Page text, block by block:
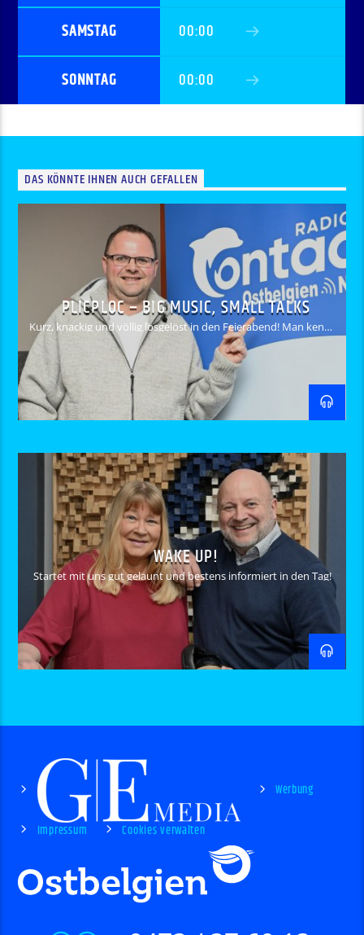
SAMSTAG 00:00
SONNTAG 00:00
DAS KÖNNTE IHNEN AUCH GEFALLEN
PLICPLOC – BIG MUSIC, SMALL TALKS
Kurz, knackig und völlig losgelöst in den Feierabend! Man kennt
das ja: Nach getaner Arbeit einfach mal abschalten, ... oder
vielmehr EINSCHALTEN, denn PlicPloc bringt Leben in den
müden Feierabend.
WAKE UP!
Startet mit uns gut gelaunt und bestens informiert in den Tag!
Werbung
Impressum Cookies verwalten